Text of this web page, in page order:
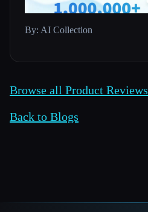
By: AI Collection
Browse all Product Reviews
Back to Blogs